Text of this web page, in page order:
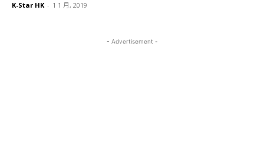
K-Star HK - 1 1 月, 2019
- Advertisement -